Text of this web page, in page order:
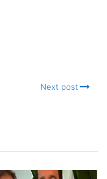
Next post